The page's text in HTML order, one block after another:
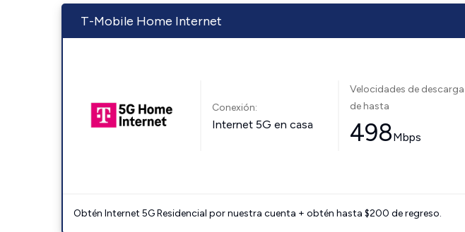
T-Mobile Home Internet
Conexión:
Internet 5G en casa
Velocidades de descarga
de hasta
498Mbps
Obtén Internet 5G Residencial por nuestra cuenta + obtén hasta $200 de regreso.